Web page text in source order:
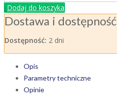
Dodaj do koszyka
Dostawa i dostępność
Dostępność: 2 dni
Opis
Parametry techniczne
Opinie